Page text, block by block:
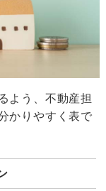
よう、不動産担
かりやすく表で